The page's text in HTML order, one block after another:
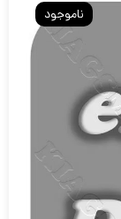
ناموجود